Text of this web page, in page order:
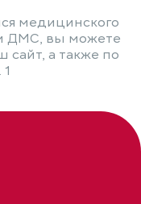
медицинского
ДМС, вы можете
сайт, а также по